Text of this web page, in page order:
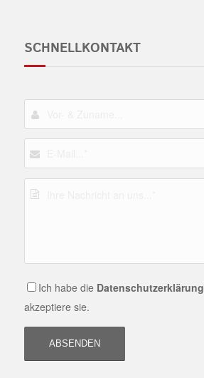
SCHNELLKONTAKT
Ich habe die Datenschutzerklärung
akzeptiere sie.